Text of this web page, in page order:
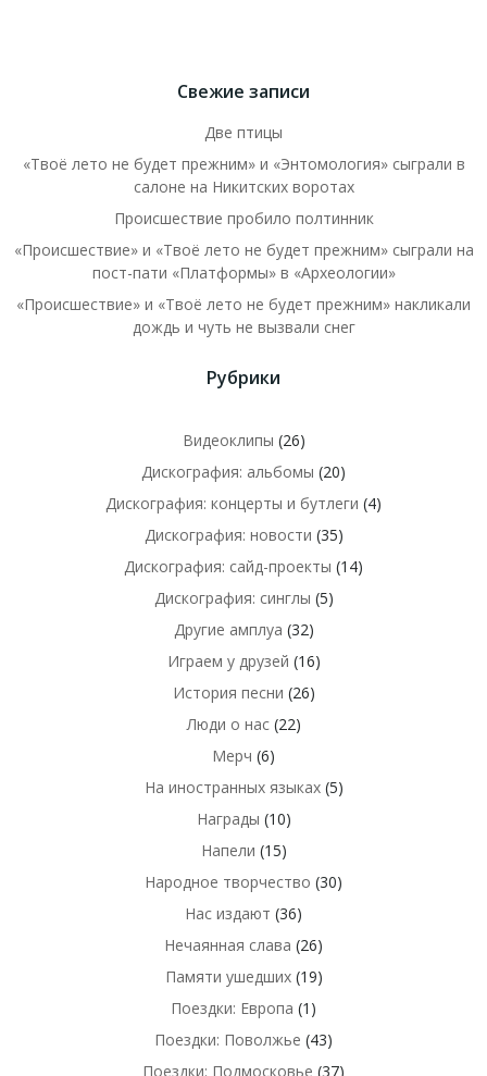
Свежие записи
Две птицы
«Твоё лето не будет прежним» и «Энтомология» сыграли в
салоне на Никитских воротах
Происшествие пробило полтинник
«Происшествие» и «Твоё лето не будет прежним» сыграли на
пост-пати «Платформы» в «Археологии»
«Происшествие» и «Твоё лето не будет прежним» накликали
дождь и чуть не вызвали снег
Рубрики
Видеоклипы (26)
Дискография: альбомы (20)
Дискография: концерты и бутлеги (4)
Дискография: новости (35)
Дискография: сайд-проекты (14)
Дискография: синглы (5)
Другие амплуа (32)
Играем у друзей (16)
История песни (26)
Люди о нас(22)
Мерч (6)
На иностранных языках(5)
Награды (10)
Напели (15)
Народное творчество (30)
Нас издают (36)
Нечаянная слава (26)
Памяти ушедших(19)
Поездки: Европа (1)
Поездки: Поволжье (43)
Поездки: Подмосковье (37)